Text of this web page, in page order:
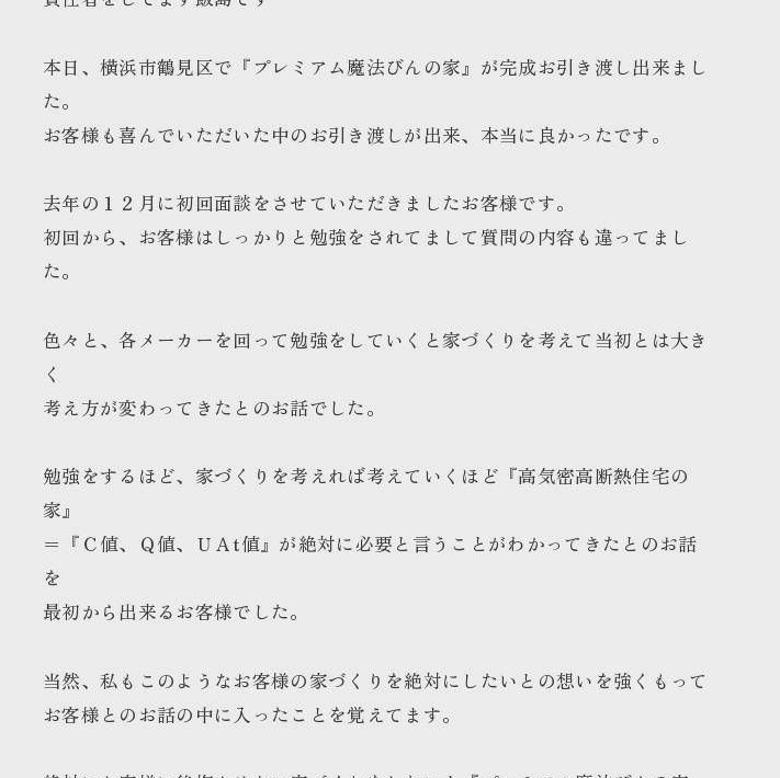
本日、横浜市鶴見区で『プレミアム魔法びんの家』が完成お引き渡し出来まし
た。
お客様も喜んでいただいた中のお引き渡しが出来、本当に良かったです。
去年の１２月に初回面談をさせていただきましたお客様です。
初回から、お客様はしっかりと勉強をされてまして質問の内容も違ってまし
た。
色々と、各メーカーを回って勉強をしていくと家づくりを考えて当初とは大き
く
考え方が変わってきたとのお話でした。
勉強をするほど、家づくりを考えれば考えていくほど『高気密高断熱住宅の
家』
＝『Ｃ値、Ｑ値、ＵＡt値』が絶対に必要と言うことがわかってきたとのお話
を
最初から出来るお客様でした。
当然、私もこのようなお客様の家づくりを絶対にしたいとの想いを強くもって
お客様とのお話の中に入ったことを覚えてます。